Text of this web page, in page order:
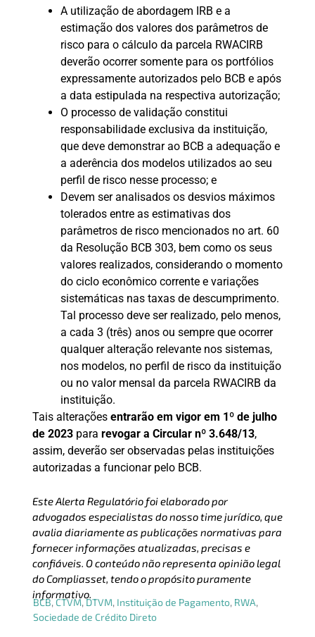
A utilização de abordagem IRB e a
estimação dos valores dos parâmetros de
risco para o cálculo da parcela RWACIRB
deverão ocorrer somente para os portfólios
expressamente autorizados pelo BCB e após
a data estipulada na respectiva autorização;
O processo de validação constitui
responsabilidade exclusiva da instituição,
que deve demonstrar ao BCB a adequação e
a aderência dos modelos utilizados ao seu
perfil de risco nesse processo; e
Devem ser analisados os desvios máximos
tolerados entre as estimativas dos
parâmetros de risco mencionados no art. 60
da Resolução BCB 303, bem como os seus
valores realizados, considerando o momento
do ciclo econômico corrente e variações
sistemáticas nas taxas de descumprimento.
Tal processo deve ser realizado, pelo menos,
a cada 3 (três) anos ou sempre que ocorrer
qualquer alteração relevante nos sistemas,
nos modelos, no perfil de risco da instituição
ou no valor mensal da parcela RWACIRB da
instituição.
Tais alterações entrarão em vigor em 1º de julho
de 2023para revogar a Circular nº 3.648/13,
assim, deverão ser observadas pelas instituições
autorizadas a funcionar pelo BCB.
Este Alerta Regulatório foi elaborado por
advogados especialistas do nosso time jurídico, que
avalia diariamente as publicações normativas para
fornecer informações atualizadas, precisas e
confiáveis. O conteúdo não representa opinião legal
do Compliasset, tendo o propósito puramente
informativo.
BCB,CTVM,DTVM, Instituição de Pagamento, RWA,
Sociedade de Crédito Direto